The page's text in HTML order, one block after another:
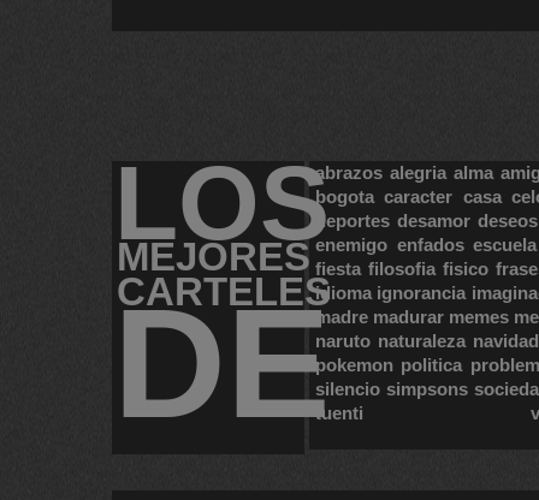
LOS
MEJORES
CARTELES
DE
abrazos alegria alma
bogota caracter casa
deportes desamor deseos
enemigo enfados escuela
fiesta filosofia fisico
idioma ignorancia
madre madurar memes
naruto naturaleza navidad
pokemon politica
silencio simpsons
tuenti